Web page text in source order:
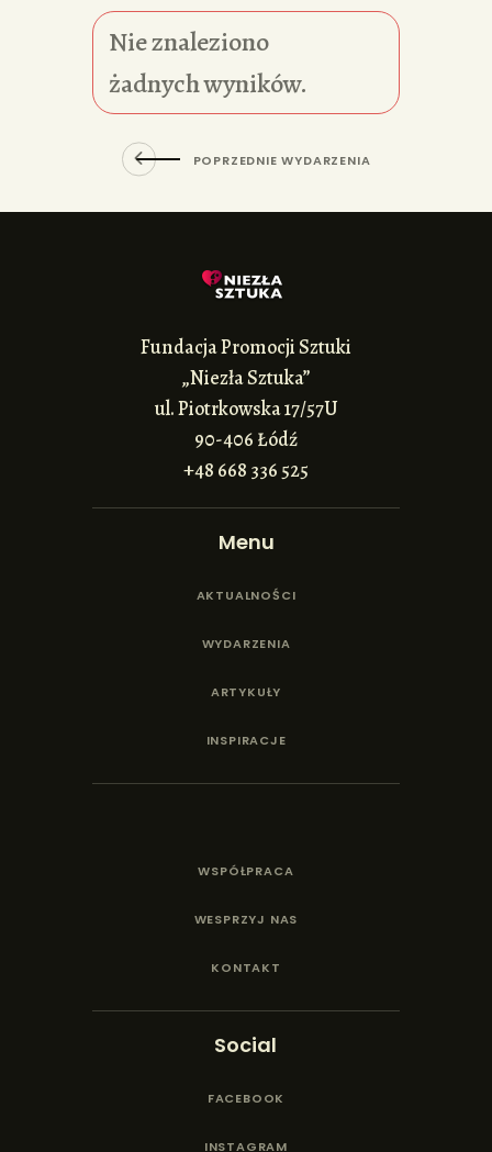
Nie znaleziono
żadnych wyników.
POPRZEDNIE WYDARZENIA
Fundacja Promocji Sztuki
„Niezła Sztuka”
ul. Piotrkowska 17/57U
90-406 Łódź
+48 668 336 525
Menu
AKTUALNOŚCI
WYDARZENIA
ARTYKUŁY
INSPIRACJE
WSPÓŁPRACA
WESPRZYJ NAS
KONTAKT
Social
FACEBOOK
INSTAGRAM